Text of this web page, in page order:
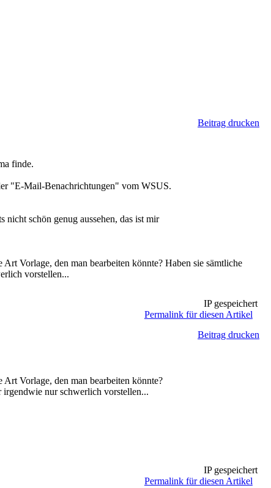
Beitrag drucken
finde.
"E-Mail-Benachrichtungen" vom WSUS.
nicht schön genug aussehen, das ist mir
Vorlage, den man bearbeiten könnte? Haben sie sämtliche
vorstellen...
IP gespeichert
Permalink für diesen Artikel
Beitrag drucken
Vorlage, den man bearbeiten könnte?
nur schwerlich vorstellen...
IP gespeichert
Permalink für diesen Artikel